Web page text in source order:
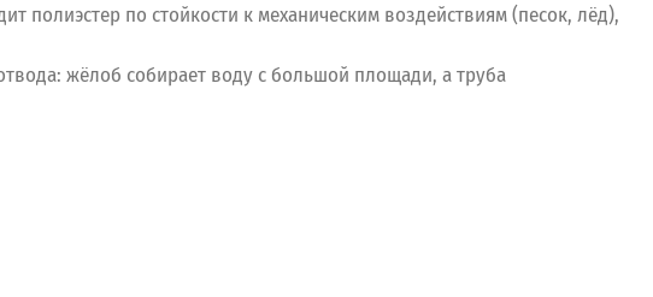
полиэстер по стойкости к механическим воздействиям (песок, лёд),
жёлоб собирает воду с большой площади, а труба